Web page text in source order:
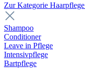
Zur Kategorie Haarpflege
Shampoo
Conditioner
Leave in Pflege
Intensivpflege
Bartpflege